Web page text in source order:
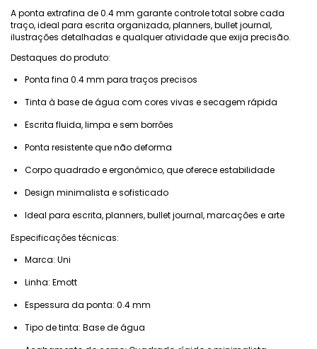
A ponta extrafina de 0.4 mm garante controle total sobre cada
traço, ideal para escrita organizada, planners, bullet journal,
ilustrações detalhadas e qualquer atividade que exija precisão.
Destaques do produto:
Ponta fina 0.4 mm para traços precisos
Tinta à base de água com cores vivas e secagem rápida
Escrita fluida, limpa e sem borrões
Ponta resistente que não deforma
Corpo quadrado e ergonômico, que oferece estabilidade
Design minimalista e sofisticado
Ideal para escrita, planners, bullet journal, marcações e arte
Especificações técnicas:
Marca: Uni
Linha: Emott
Espessura da ponta: 0.4 mm
Tipo de tinta: Base de água